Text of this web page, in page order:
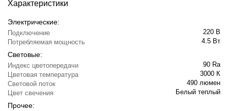
Характеристики
Электрические:
Подключение
220 В
Потребляемая мощность
4.5 Вт
Световые:
Индекс цветопередачи
90 Ra
Цветовая температура
3000 К
Световой поток
490 люмен
Цвет свечения
Белый теплый
Прочее: